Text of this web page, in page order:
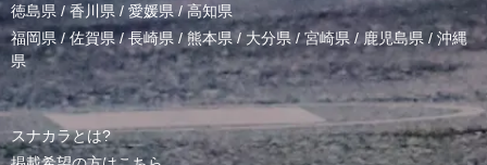
徳島県 /香川県 / 愛媛県/高知県
福岡県/佐賀県/長崎県 /熊本県/ 大分県/宮崎県 /鹿児島県 / 沖縄
県
スナカラとは?